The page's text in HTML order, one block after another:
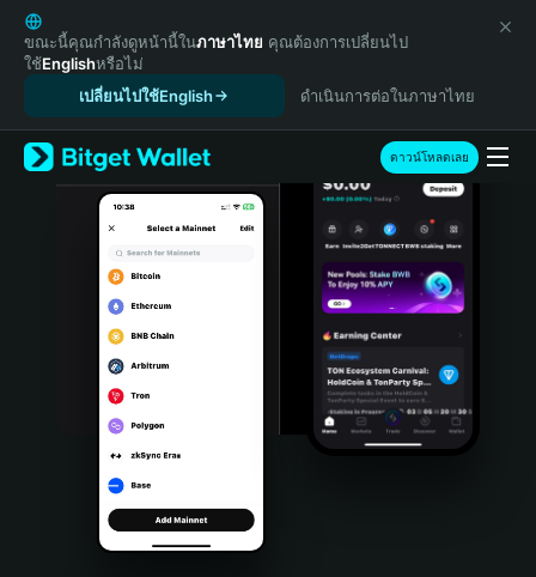
English
日本語
Tiếng Việt
Español (Latinoamérica)
Türkçe
Italiano
Português (Portugal)
Bahasa Indonesia
Português (Brasil)
Español (Argentina)
ขณะนี้คุณกำลังดูหน้านี้ในภาษาไทย คุณต้องการเปลี่ยนไป
ใช้Englishหรือไม่
เปลี่ยนไปใช้English
ดำเนินการต่อในภาษาไทย
ดาวน์โหลดเลย